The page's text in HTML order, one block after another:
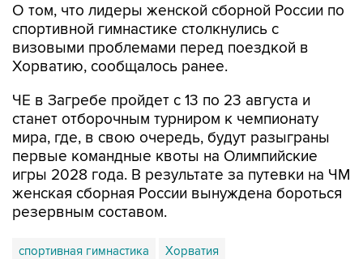
О том, что лидеры женской сборной России по
спортивной гимнастике столкнулись с
визовыми проблемами перед поездкой в
Хорватию, сообщалось ранее.
ЧЕ в Загребе пройдет с 13 по 23 августа и
станет отборочным турниром к чемпионату
мира, где, в свою очередь, будут разыграны
первые командные квоты на Олимпийские
игры 2028 года. В результате за путевки на ЧМ
женская сборная России вынуждена бороться
резервным составом.
спортивная гимнастика Хорватия